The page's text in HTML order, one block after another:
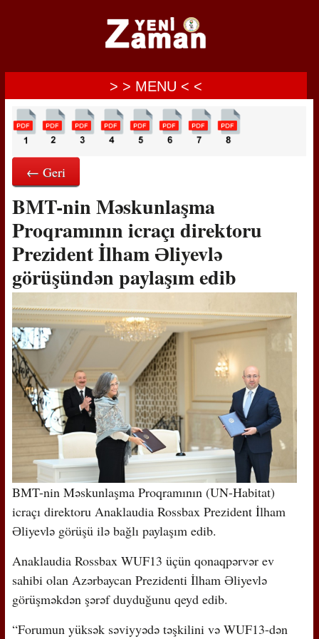
> > MENU < <
← Geri
BMT-nin Məskunlaşma
Proqramının icraçı direktoru
Prezident İlham Əliyevlə
görüşündən paylaşım edib
BMT-nin Məskunlaşma Proqramının (UN-Habitat)
icraçı direktoru Anaklaudia Rossbax Prezident İlham
Əliyevlə görüşü ilə bağlı paylaşım edib.
Anaklaudia Rossbax WUF13 üçün qonaqpərvər ev
sahibi olan Azərbaycan Prezidenti İlham Əliyevlə
görüşməkdən şərəf duyduğunu qeyd edib.
“Forumun yüksək səviyyədə təşkilini və WUF13-dən